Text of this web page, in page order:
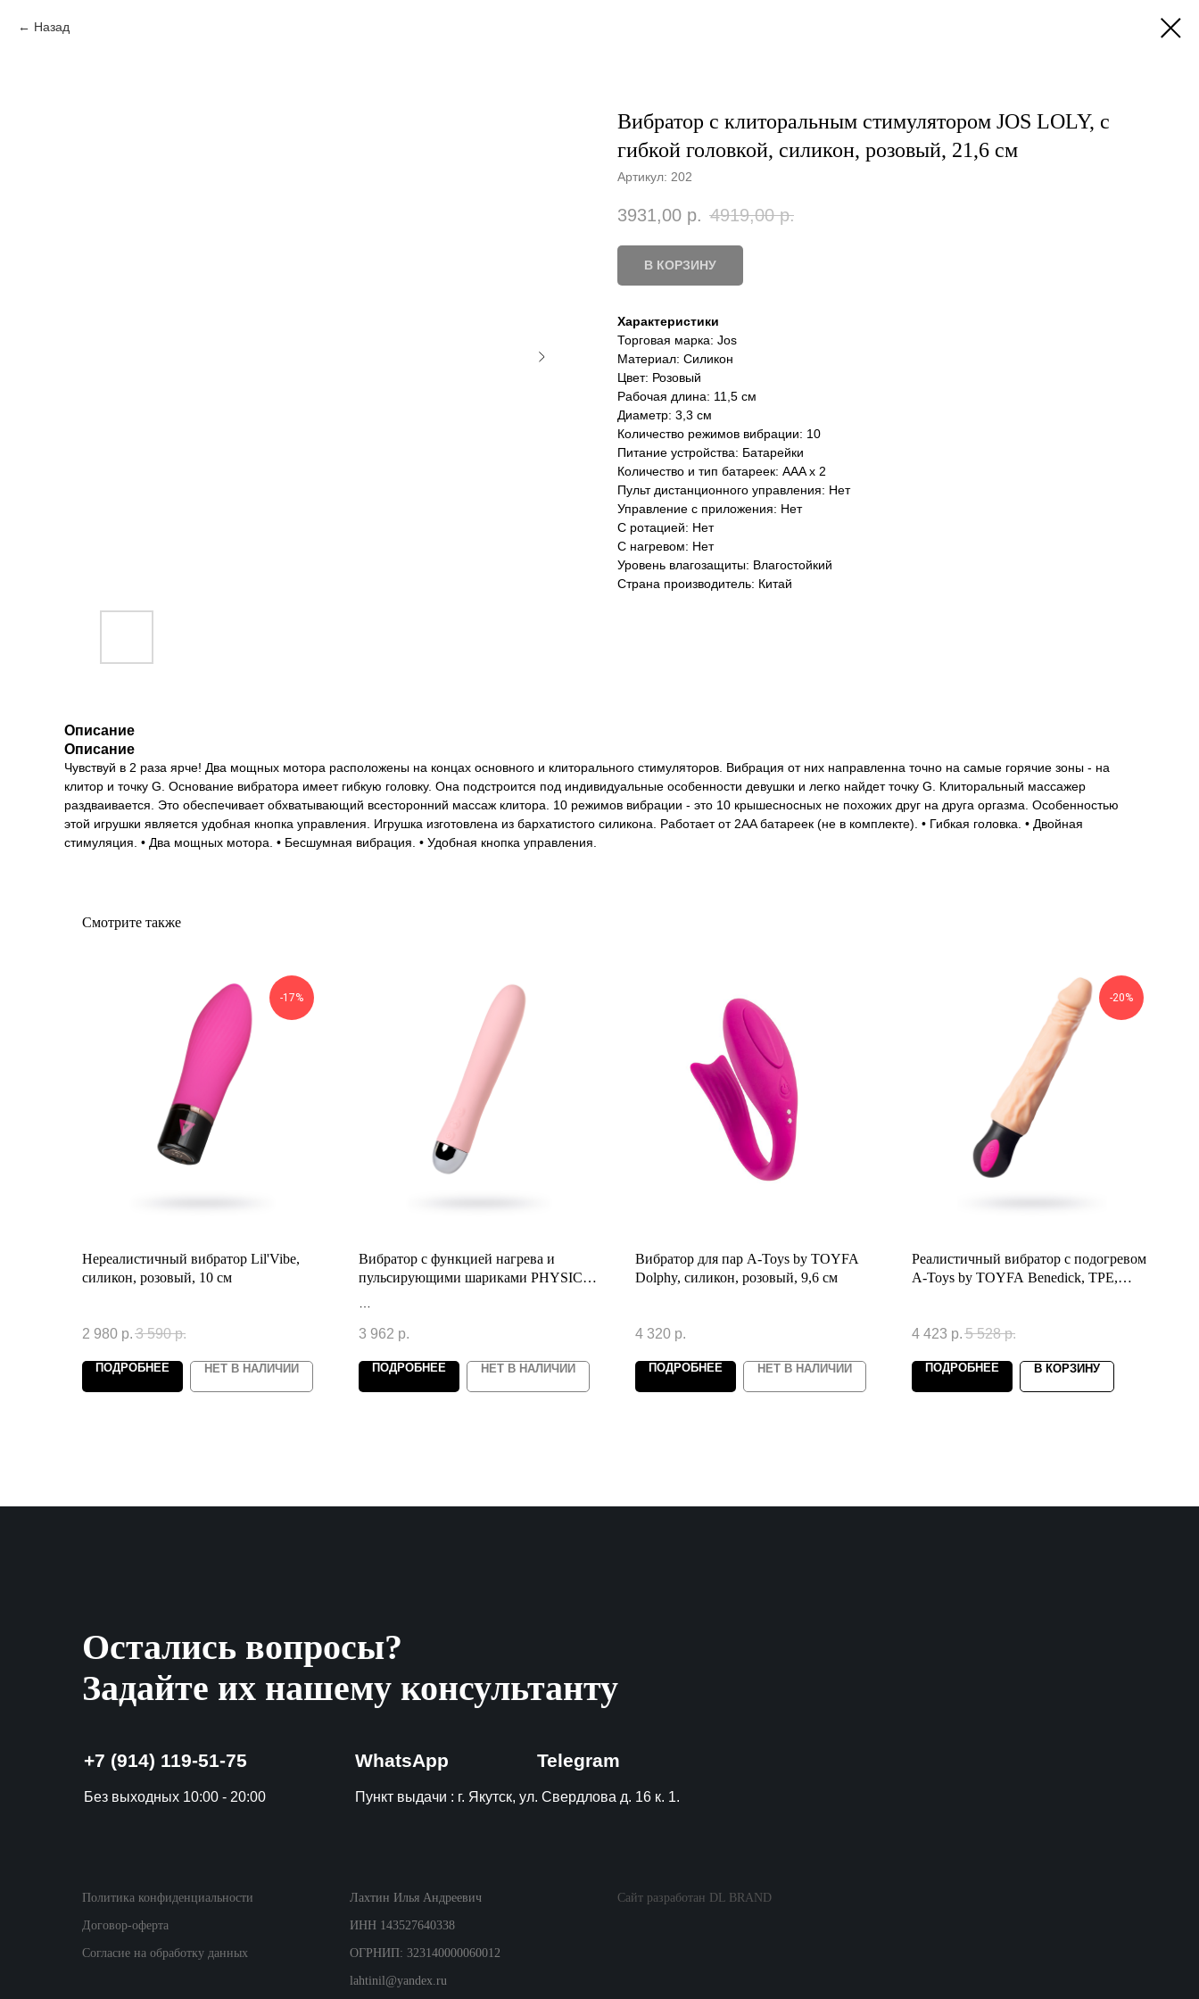
Назад
Вибратор с клиторальным стимулятором JOS LOLY, с
гибкой головкой, силикон, розовый, 21,6 см
Артикул: 202
3931,00 р. 4919,00 р.
В КОРЗИНУ
Характеристики
Торговая марка: Jos
Материал: Силикон
Цвет: Розовый
Рабочая длина: 11,5 см
Диаметр: 3,3 см
Количество режимов вибрации: 10
Питание устройства: Батарейки
Количество и тип батареек: AAA х 2
Пульт дистанционного управления: Нет
Управление с приложения: Нет
С ротацией: Нет
С нагревом: Нет
Уровень влагозащиты: Влагостойкий
Страна производитель: Китай
Описание
Описание
Чувствуй в 2 раза ярче! Два мощных мотора расположены на концах основного и клиторального стимуляторов. Вибрация от них направленна точно на самые горячие зоны - на
клитор и точку G. Основание вибратора имеет гибкую головку. Она подстроится под индивидуальные особенности девушки и легко найдет точку G. Клиторальный массажер
раздваивается. Это обеспечивает обхватывающий всесторонний массаж клитора. 10 режимов вибрации - это 10 крышесносных не похожих друг на друга оргазма. Особенностью
этой игрушки является удобная кнопка управления. Игрушка изготовлена из бархатистого силикона. Работает от 2AA батареек (не в комплекте). • Гибкая головка. • Двойная
стимуляция. • Два мощных мотора. • Бесшумная вибрация. • Удобная кнопка управления.
Смотрите также
-17%
Нереалистичный вибратор Lil'Vibe,
силикон, розовый, 10 см
2 980 р. 3 590 р.
ПОДРОБНЕЕ НЕТ В НАЛИЧИИ
Вибратор с функцией нагрева и
пульсирующими шариками PHYSICS
3 962 р.
ПОДРОБНЕЕ НЕТ В НАЛИЧИИ
Вибратор для пар A-Toys by TOYFA
Dolphy, силикон, розовый, 9,6 см
4 320 р.
ПОДРОБНЕЕ НЕТ В НАЛИЧИИ
-20%
Реалистичный вибратор с подогревом
A-Toys by TOYFA Benedick, TPE,
4 423 р. 5 528 р.
ПОДРОБНЕЕ В КОРЗИНУ
Остались вопросы?
Задайте их нашему консультанту
+7 (914) 119-51-75 WhatsApp Telegram
Без выходных 10:00 - 20:00 Пункт выдачи : г. Якутск, ул. Свердлова д. 16 к. 1.
Политика конфиденциальности
Договор-оферта
Согласие на обработку данных
Лахтин Илья Андреевич
ИНН 143527640338
ОГРНИП: 323140000060012
lahtinil@yandex.ru
Сайт разработан DL BRAND